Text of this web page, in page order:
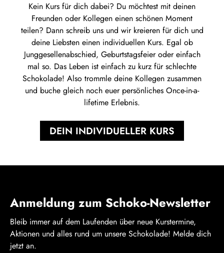
Kein Kurs für dich dabei? Du möchtest mit deinen
Freunden oder Kollegen einen schönen Moment
teilen? Dann schreib uns und wir kreieren für dich und
deine Liebsten einen individuellen Kurs. Egal ob
Junggesellenabschied, Geburtstagsfeier oder einfach
mal so. Das Leben ist einfach zu kurz für schlechte
Schokolade! Also trommle deine Kollegen zusammen
und buche gleich noch euer persönliches Once-in-a-
lifetime Erlebnis.
DEIN INDIVIDUELLER KURS
Anmeldung zum Schoko-Newsletter
Bleib immer auf dem Laufenden über neue Kurstermine,
Aktionen und alles rund um unsere Schokolade! Melde dich
jetzt an.